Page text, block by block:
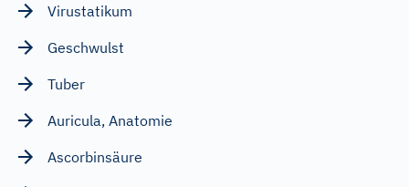
Virustatikum
Geschwulst
Tuber
Auricula, Anatomie
Ascorbinsäure